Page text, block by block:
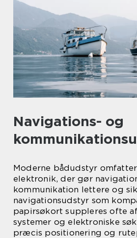
Navigations- og
Moderne bådudstyr
elektronik, der gør
kommunikation lettere og
navigationsudstyr som
papirsøkort suppleres ofte
systemer og elektroniske
præcis positionering og